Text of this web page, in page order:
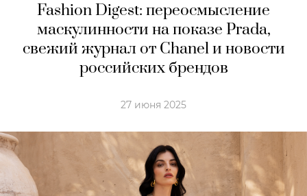
Fashion Digest: переосмысление
маскулинности на показе Prada,
свежий журнал от Chanel и новости
российских брендов
27 июня 2025